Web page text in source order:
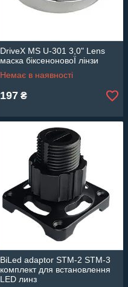
DriveX MS U-301 3,0" Lens
маска біксеноновоЇ лінзи
Немає в наявності
197 ₴
BiLed adaptor STM-2 STM-3
комплект для встановлення
LED линз